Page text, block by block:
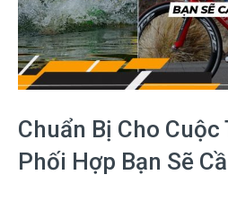
Chuẩn Bị Cho Cuộc
Phối Hợp Bạn Sẽ